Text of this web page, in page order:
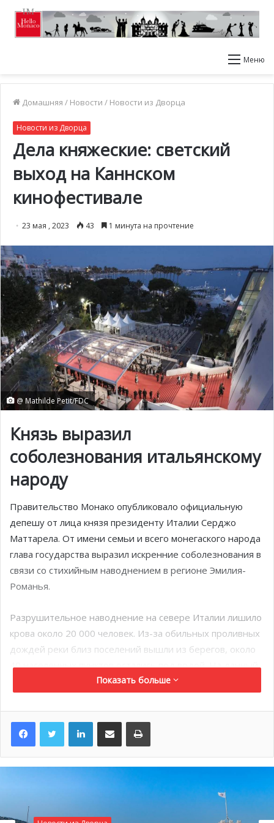
Меню
Домашняя / Новости / Новости из Дворца
Новости из Дворца
Дела княжеские: светский
выход на Каннском
кинофестивале
23 мая , 2023 43 1 минута на прочтение
@ Mathilde Petit/FDC
Князь выразил
соболезнования итальянскому
народу
Правительство Монако опубликовало официальную
депешу от лица князя президенту Италии Серджо
Маттарела. От имени семьи и всего монегаского народа
глава государства выразил искренние соболезнования в
связи со стихийным наводнением в регионе Эмилия-
Романья.
Разрушительное наводнение на севере Италии лишило
крова около 20 000 человек. Из-за обильных проливных
дождей реки близ поселений вышли из берегов, около
40 населенных пунктов остались под водой. На данный
момент число жертв достигло 14 человек, один человек
одним из самых катастрофических за последние 100
лет.
Шарлотта и Беатрис Казираги
на церемонии открытия в
Каннах
Показать больше
LinkedInПоделиться по электронной почте Распечатать